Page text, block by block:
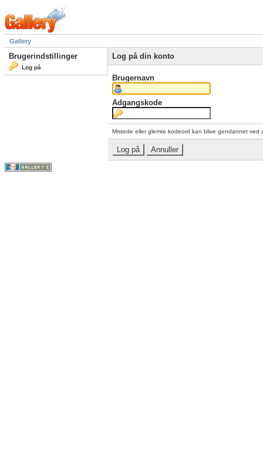
Gallery
Brugerindstillinger
Log på
Log på din konto
Brugernavn
Adgangskode
Mistede eller glemte kodeord kan blive gendannet ved